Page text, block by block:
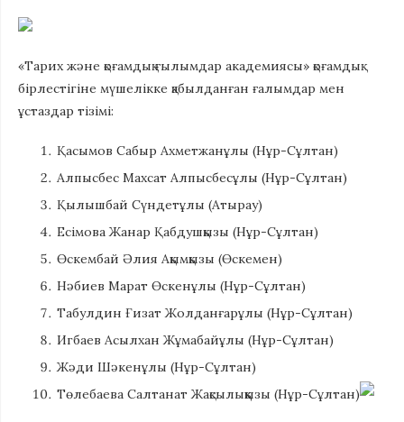
«Тарих және қоғамдық ғылымдар академиясы» қоғамдық
бірлестігіне мүшелікке қабылданған ғалымдар мен
ұстаздар тізімі:
Қасымов Сабыр Ахметжанұлы (Нұр-Сұлтан)
Алпысбес Махсат Алпысбесұлы (Нұр-Сұлтан)
Қылышбай Сүндетұлы (Атырау)
Есімова Жанар Қабдушқызы (Нұр-Сұлтан)
Өскембай Әлия Ақымқызы (Өскемен)
Нәбиев Марат Өскенұлы (Нұр-Сұлтан)
Табулдин Ғизат Жолданғарұлы (Нұр-Сұлтан)
Игбаев Асылхан Жұмабайұлы (Нұр-Сұлтан)
Жәди Шәкенұлы (Нұр-Сұлтан)
Төлебаева Салтанат Жақсылыққызы (Нұр-Сұлтан)